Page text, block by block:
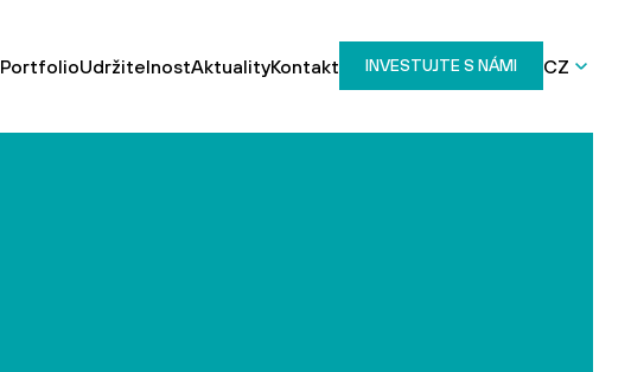
PortfolioUdržitelnostAktualityKontakt INVESTUJTE S NÁMI CZ